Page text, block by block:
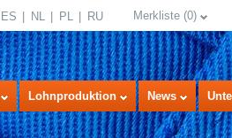
ES NL PL RU Merkliste (0)
Lohnproduktion News